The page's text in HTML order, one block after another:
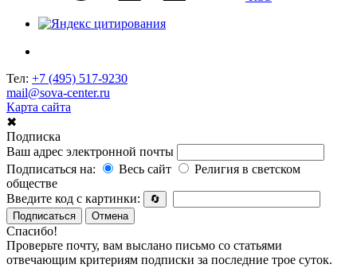
Тел: +7 (495) 517-9230
mail@sova-center.ru
Карта сайта
✖
Подписка
Ваш адрес электронной почты
Подписаться на:
Весь сайт
Религия в светском
обществе
Введите код с картинки:
🔄
Подписаться
Отмена
Спасибо!
Проверьте почту, вам выслано письмо со статьями
отвечающим критериям подписки за последние трое суток.